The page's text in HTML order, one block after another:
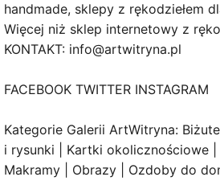
handmade, sklepy z rękodziełem
Więcej niż sklep internetowy z
KONTAKT: info@artwitryna.pl
FACEBOOK TWITTER INSTAGRAM
Kategorie Galerii ArtWitryna:
i rysunki | Kartki okolicznościowe |
Makramy | Obrazy | Ozdoby do